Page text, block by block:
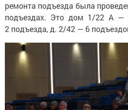
ремонта подъезда была
подъездах. Это дом 1/22 А
2 подъезда, д. 2/42 — 6